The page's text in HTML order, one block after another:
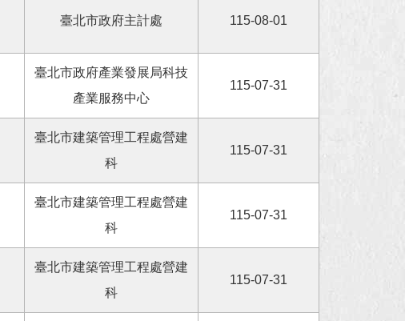
臺北市政府主計處 115-08-01
臺北市政府產業發展局科技
產業服務中心
115-07-31
臺北市建築管理工程處營建
科
115-07-31
臺北市建築管理工程處營建
科
115-07-31
臺北市建築管理工程處營建
科
115-07-31